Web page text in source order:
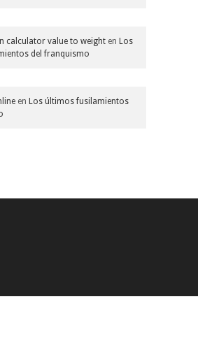
calculator value to weight en Los
del franquismo
en Los últimos fusilamientos